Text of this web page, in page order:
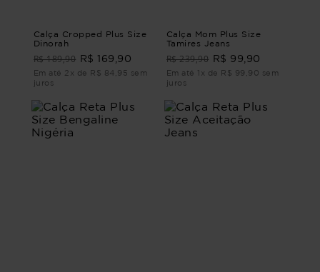
Calça Cropped Plus Size
Dinorah
R$ 189,90 R$ 169,90
Em até 2x de R$ 84,95 sem
juros
Calça Mom Plus Size
Tamires Jeans
R$ 239,90 R$ 99,90
Em até 1x de R$ 99,90 sem
juros